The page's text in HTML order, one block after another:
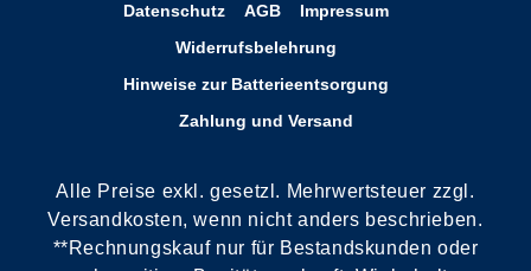
Datenschutz AGB
Impressum
Widerrufsbelehrung
Hinweise zur Batterieentsorgung
Zahlung und Versand
Alle Preise exkl. gesetzl. Mehrwertsteuer zzgl.
Versandkosten, wenn nicht anders beschrieben.
**Rechnungskauf nur für Bestandskunden oder